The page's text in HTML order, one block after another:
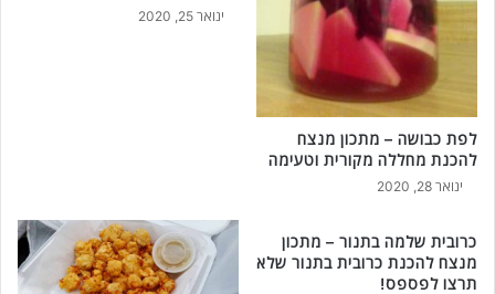
לפת כבושה – מתכון מנצח
להכנת מחללה מקורית וטעימה
ינואר 28, 2020
ינואר 25, 2020
כרובית שלמה בתנור – מתכון
מנצח להכנת כרובית בתנור שלא
תרצו לפספס!